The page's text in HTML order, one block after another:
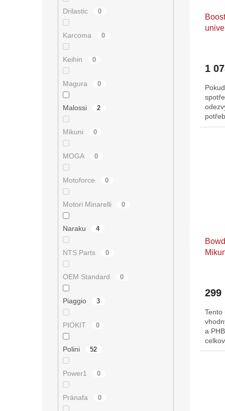
Drilastic 0
Karcoma 0
Keihin 0
Magura 0
Malossi 2
Mikuni 0
MOGA 0
Motoforce 0
Motori Minarelli 0
Naraku 4
NTS Parts 0
OEM Standard 0
Piaggio 3
PIOKIT 0
Polini 52
Power1 0
Pränafa 0
1
směs
299
Tento
a